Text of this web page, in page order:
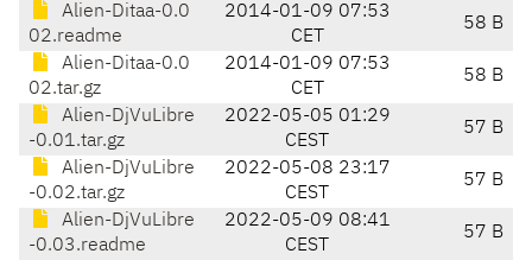
Alien-Ditaa-0.0
02.readme
2014-01-09 07:53
CET
58 B
Alien-Ditaa-0.0
02.tar.gz
2014-01-09 07:53
CET
58 B
Alien-DjVuLibre
-0.01.tar.gz
2022-05-05 01:29
CEST
57 B
Alien-DjVuLibre
-0.02.tar.gz
2022-05-08 23:17
CEST
57 B
Alien-DjVuLibre
-0.03.readme
2022-05-09 08:41
CEST
57 B